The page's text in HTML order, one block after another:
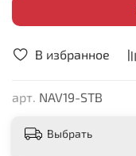
В избранное
арт. NAV19-STB
Выбрать